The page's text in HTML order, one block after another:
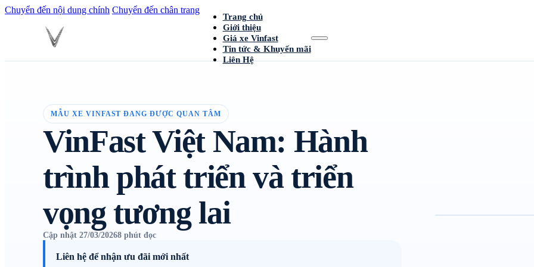
Chuyển đến nội dung chính Chuyển đến chân trang
Trang chủ
Giới thiệu
Giá xe Vinfast
Tin tức & Khuyến mãi
Liên Hệ
MẪU XE VINFAST ĐANG ĐƯỢC QUAN TÂM
VinFast Việt Nam: Hành
trình phát triển và triển
vọng tương lai
Cập nhật 27/03/20268 phút đọc
Liên hệ để nhận ưu đãi mới nhất